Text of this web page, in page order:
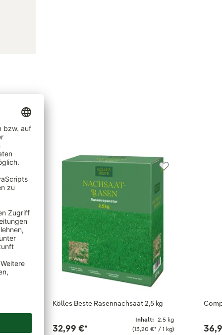
Kölles Beste Rasennachsaat 2,5 kg
Inhalt: 2.5 kg
(13,20 €* / 1 kg)
32,99 €*